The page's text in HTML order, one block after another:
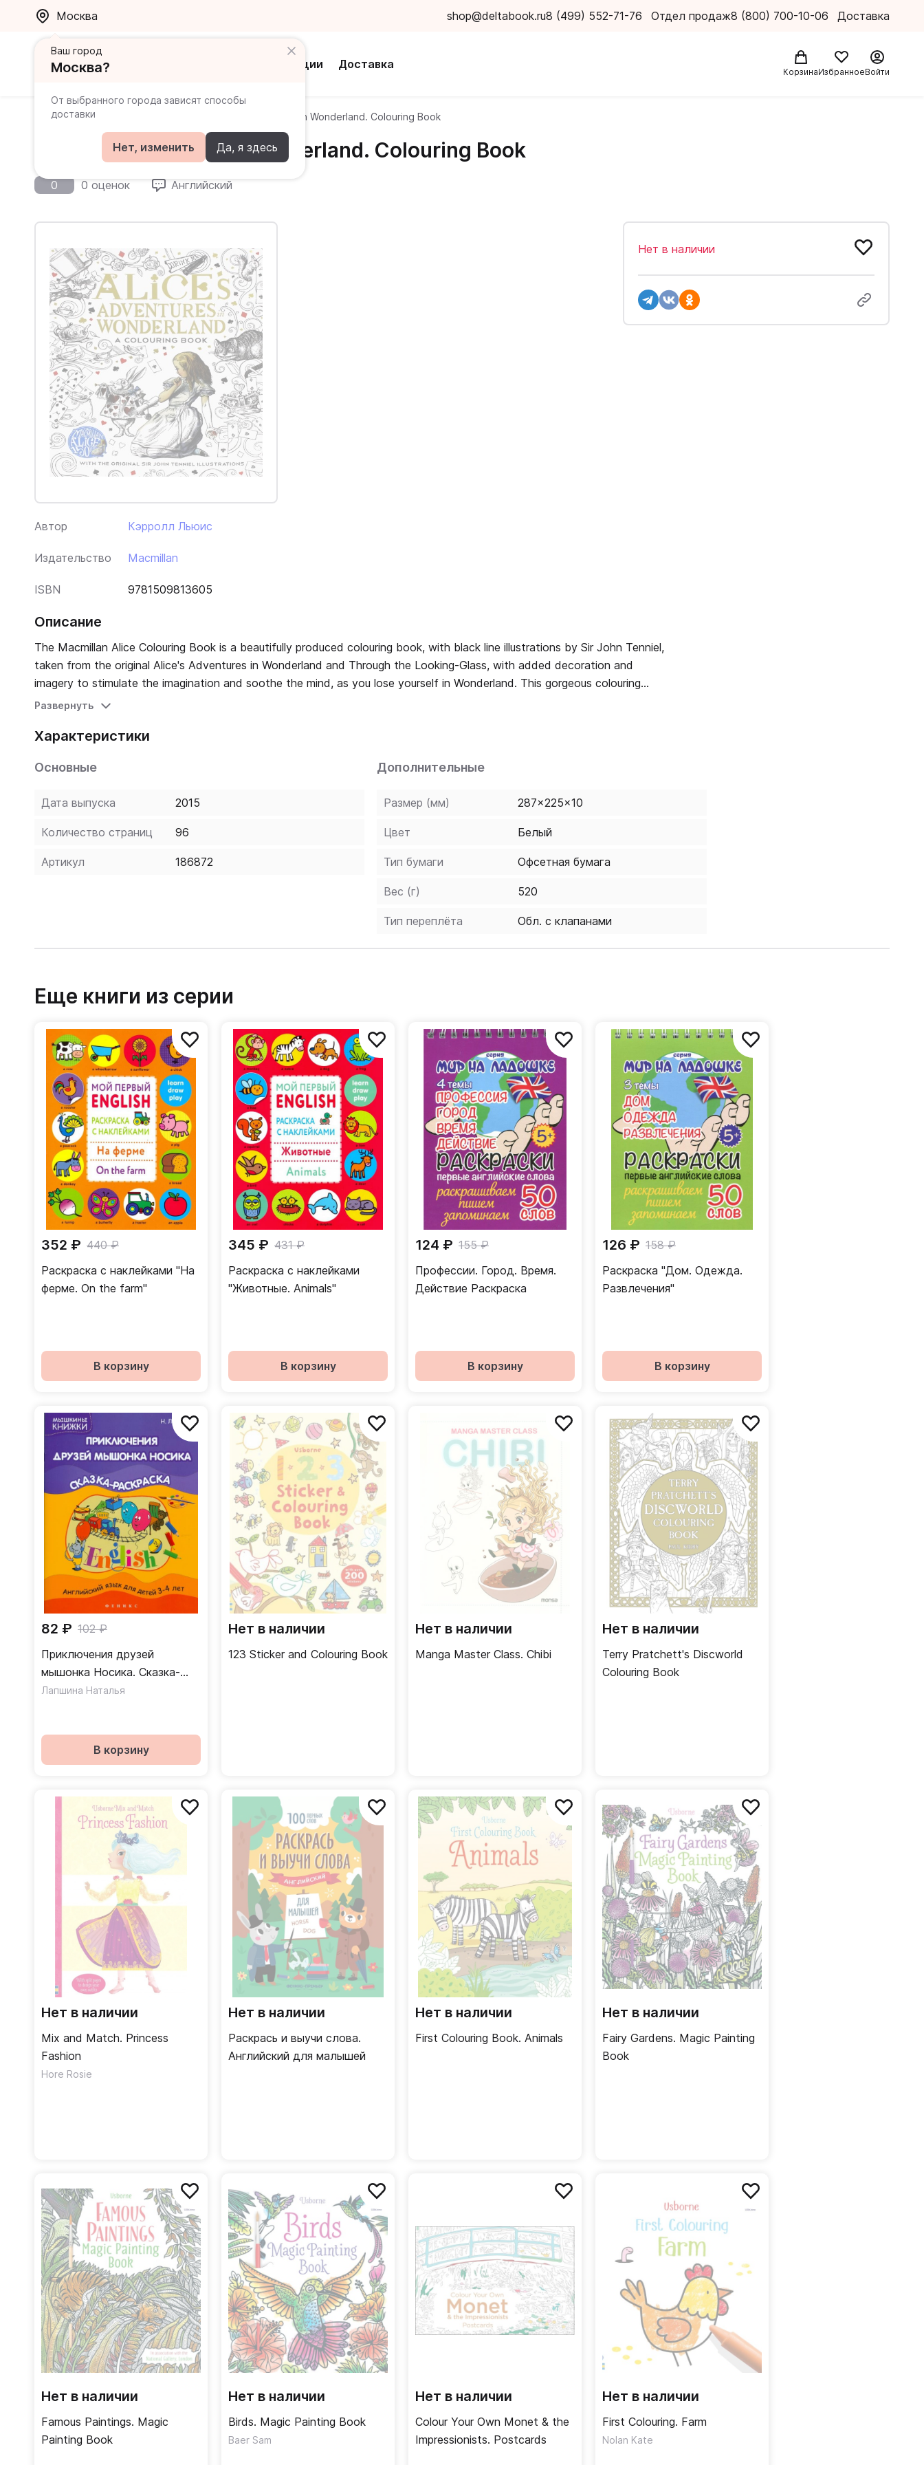
Москва shop@deltabook.ru8 (499) 552-71-76 Отдел продаж8 (800) 700-10-06 Доставка
Акции Доставка
КорзинаИзбранноеВойти
Ваш город
Москва?
От выбранного города зависят способы
доставки
Нет, изменить Да, я здесь
Главная Каталог Alice's Adventures in Wonderland. Colouring Book
Alice's Adventures in Wonderland. Colouring Book
0 0 оценок Английский
Автор Кэрролл Льюис
Издательство Macmillan
ISBN 9781509813605
Нет в наличии
Описание
The Macmillan Alice Colouring Book is a beautifully produced colouring book, with black line illustrations by Sir John Tenniel,
taken from the original Alice's Adventures in Wonderland and Through the Looking-Glass, with added decoration and
imagery to stimulate the imagination and soothe the mind, as you lose yourself in Wonderland. This gorgeous colouring
book, from the original publisher of Lewis Carroll's beloved masterpiece, features all of Wonderland's favourite characters,
to life with colour.
Развернуть
Характеристики
Основные
Дата выпуска 2015
Количество страниц 96
Артикул 186872
Дополнительные
Размер (мм) 287x225x10
Цвет Белый
Тип бумаги Офсетная бумага
Вес (г) 520
Тип переплёта Обл. с клапанами
Еще книги из серии
352 ₽ 440 ₽
Раскраска с наклейками "На
ферме. On the farm"
В корзину
345 ₽ 431 ₽
Раскраска с наклейками
"Животные. Animals"
В корзину
124 ₽ 155 ₽
Профессии. Город. Время.
Действие Раскраска
В корзину
126 ₽ 158 ₽
Раскраска "Дом. Одежда.
Развлечения"
В корзину
82 ₽ 102 ₽
Приключения друзей
мышонка Носика. Сказка-
раскраска
Лапшина Наталья
В корзину
Нет в наличии
123 Sticker and Colouring Book
Нет в наличии
Manga Master Class. Chibi
Нет в наличии
Terry Pratchett's Discworld
Colouring Book
Нет в наличии
Mix and Match. Princess
Fashion
Hore Rosie
Нет в наличии
Раскрась и выучи слова.
Английский для малышей
Нет в наличии
First Colouring Book. Animals
Нет в наличии
Fairy Gardens. Magic Painting
Book
Нет в наличии
Famous Paintings. Magic
Painting Book
Нет в наличии
Birds. Magic Painting Book
Baer Sam
Нет в наличии
Colour Your Own Monet & the
Impressionists. Postcards
Нет в наличии
First Colouring. Farm
Nolan Kate